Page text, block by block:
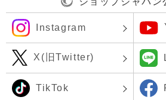
Instagram
X(旧Twitter)
TikTok